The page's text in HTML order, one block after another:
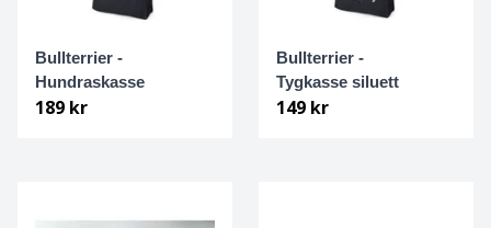
Bullterrier -
Hundraskasse
189 kr
Bullterrier -
Tygkasse siluett
149 kr
Karelsk Björnhund